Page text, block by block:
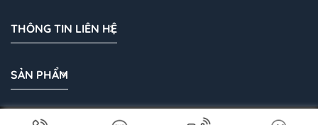
THÔNG TIN LIÊN HỆ
SẢN PHẨM
Bản quyền 2026 © Cánh Kính Vũ Khanh | Cánh kính tủ áo |